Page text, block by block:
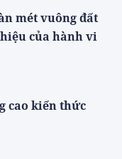
mét vuông đất
của hành vi
cao kiến thức